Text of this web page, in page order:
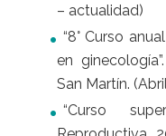
– actualidad)
“8° Curso
en
San Martín.
“Curso